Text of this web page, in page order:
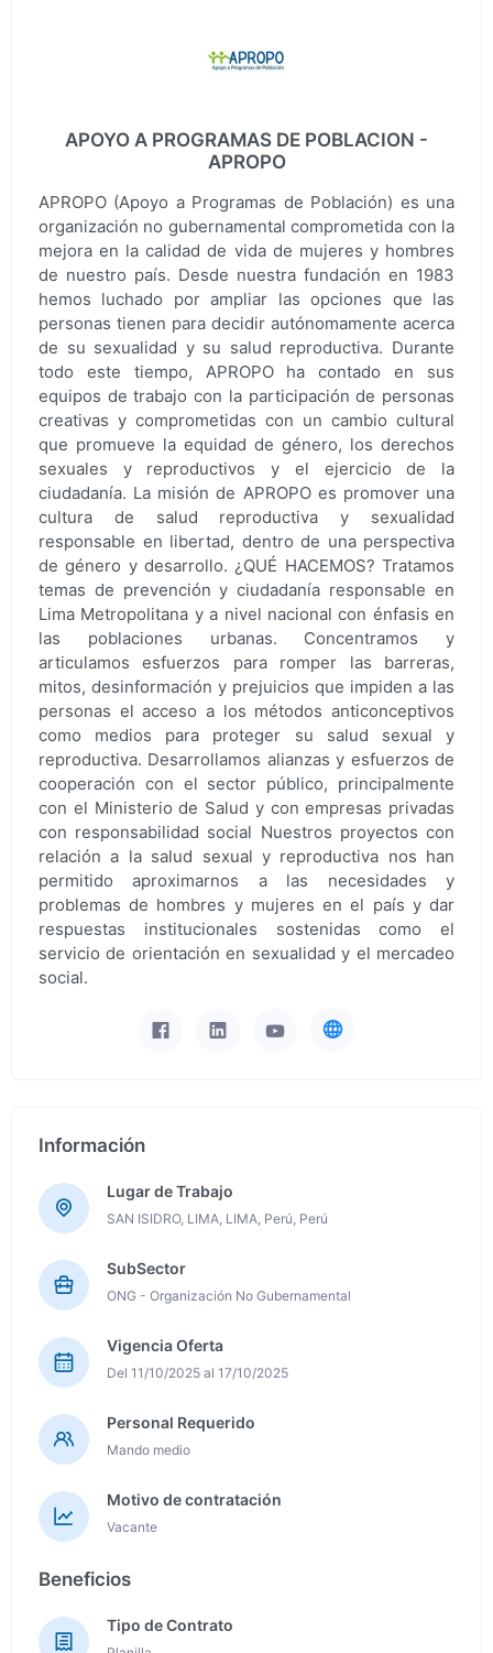
APOYO A PROGRAMAS DE POBLACION -
APROPO
APROPO (Apoyo a Programas de Población) es una
organización no gubernamental comprometida con la
mejora en la calidad de vida de mujeres y hombres
de nuestro país. Desde nuestra fundación en 1983
hemos luchado por ampliar las opciones que las
personas tienen para decidir autónomamente acerca
de su sexualidad y su salud reproductiva. Durante
todo este tiempo, APROPO ha contado en sus
equipos de trabajo con la participación de personas
creativas y comprometidas con un cambio cultural
que promueve la equidad de género, los derechos
sexuales y reproductivos y el ejercicio de la
ciudadanía. La misión de APROPO es promover una
cultura de salud reproductiva y sexualidad
responsable en libertad, dentro de una perspectiva
de género y desarrollo. ¿QUÉ HACEMOS? Tratamos
temas de prevención y ciudadanía responsable en
Lima Metropolitana y a nivel nacional con énfasis en
las poblaciones urbanas. Concentramos y
articulamos esfuerzos para romper las barreras,
mitos, desinformación y prejuicios que impiden a las
personas el acceso a los métodos anticonceptivos
como medios para proteger su salud sexual y
reproductiva. Desarrollamos alianzas y esfuerzos de
cooperación con el sector público, principalmente
con el Ministerio de Salud y con empresas privadas
con responsabilidad social Nuestros proyectos con
relación a la salud sexual y reproductiva nos han
permitido aproximarnos a las necesidades y
problemas de hombres y mujeres en el país y dar
respuestas institucionales sostenidas como el
servicio de orientación en sexualidad y el mercadeo
social.
Información
Lugar de Trabajo
SAN ISIDRO, LIMA, LIMA, Perú, Perú
SubSector
ONG - Organización No Gubernamental
Vigencia Oferta
Del 11/10/2025 al 17/10/2025
Personal Requerido
Mando medio
Motivo de contratación
Vacante
Beneficios
Tipo de Contrato